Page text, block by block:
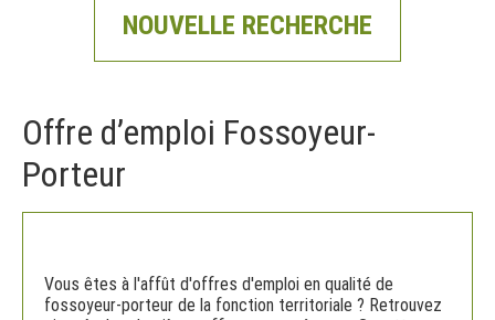
NOUVELLE RECHERCHE
Offre d’emploi Fossoyeur-
Porteur
Vous êtes à l'affût d'offres d'emploi en qualité de
fossoyeur-porteur de la fonction territoriale ? Retrouvez